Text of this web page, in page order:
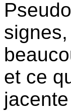
et ce